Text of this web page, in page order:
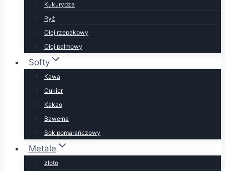
Kukurydza
Ryż
Olej rzepakowy
Olej palmowy
Softy
Kawa
Cukier
Kakao
Bawełna
Sok pomarańczowy
Metale
złoto